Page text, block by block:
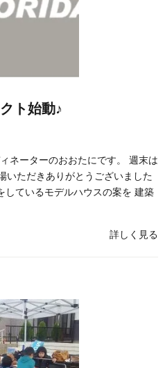
ト始動♪
ネーターのおおたにです。 週末は
いただきありがとうございました
ているモデルハウスの案を 建築
詳しく見る